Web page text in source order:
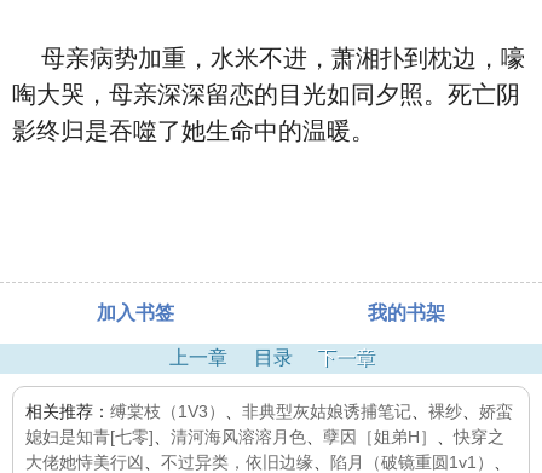
母亲病势加重，水米不进，萧湘扑到枕边，嚎
啕大哭，母亲深深留恋的目光如同夕照。死亡阴
影终归是吞噬了她生命中的温暖。
加入书签 我的书架
上一章 目录 下一章
相关推荐： 缚棠枝（1V3） 非典型灰姑娘诱捕笔记 裸纱
娇蛮
媳妇是知青[七零]
清河海风溶溶月色 孽因［姐弟H］ 、快穿之
大佬她恃美行凶
不过异类，依旧边缘 陷月（破镜重圆1v1）